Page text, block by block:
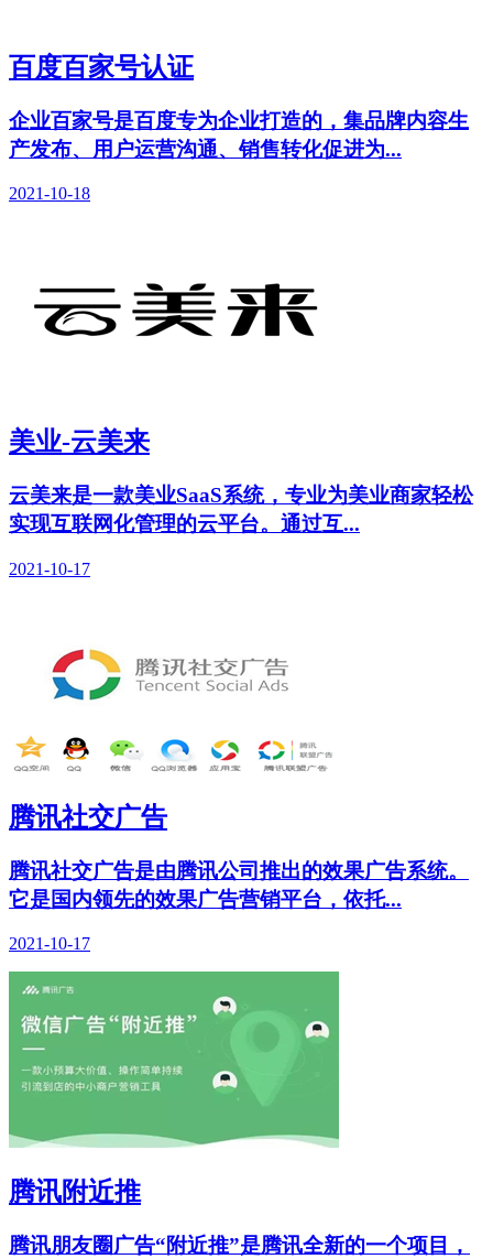
百度百家号认证
企业百家号是百度专为企业打造的，集品牌内容生
产发布、用户运营沟通、销售转化促进为...
2021-10-18
美业-云美来
云美来是一款美业SaaS系统，专业为美业商家轻松
实现互联网化管理的云平台。通过互...
2021-10-17
腾讯社交广告
腾讯社交广告是由腾讯公司推出的效果广告系统。
它是国内领先的效果广告营销平台，依托...
2021-10-17
腾讯附近推
腾讯朋友圈广告“附近推”是腾讯全新的一个项目，